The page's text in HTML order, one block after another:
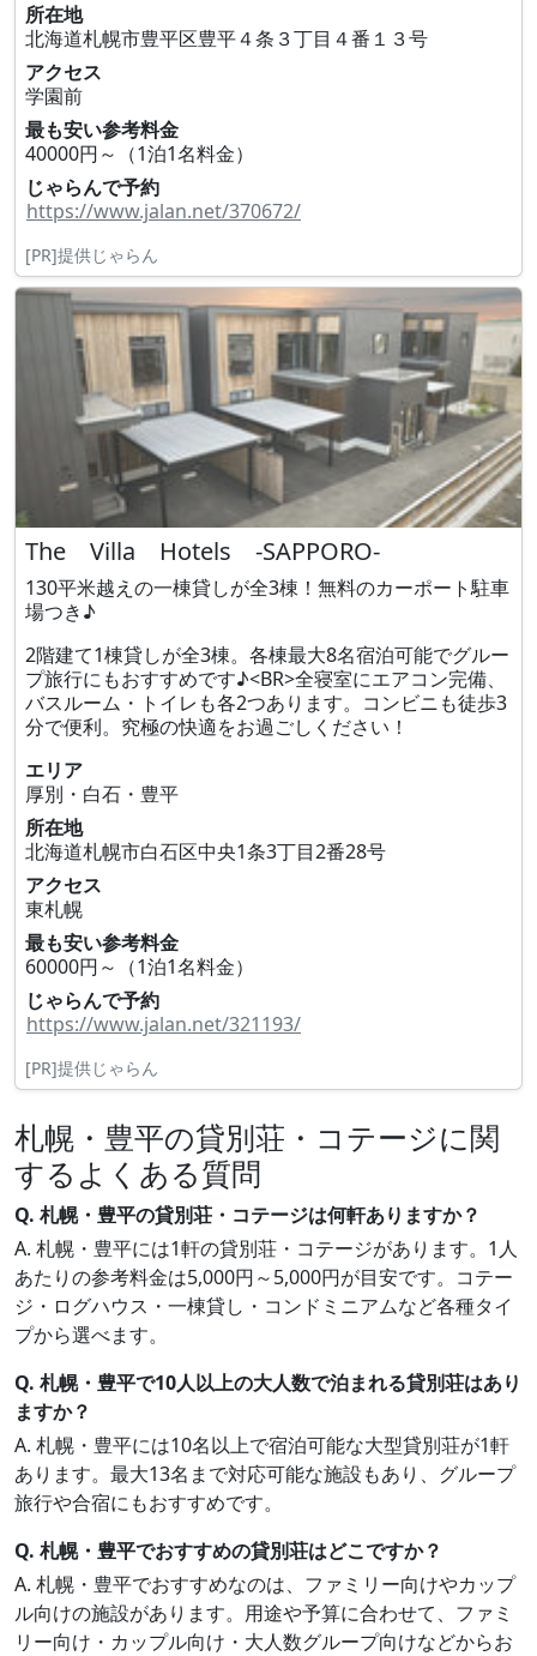
所在地
北海道札幌市豊平区豊平４条３丁目４番１３号
アクセス
学園前
最も安い参考料金
40000円～（1泊1名料金）
じゃらんで予約
https://www.jalan.net/370672/
[PR]提供じゃらん
The Villa Hotels -SAPPORO-
130平米越えの一棟貸しが全3棟！無料のカーポート駐車
場つき♪
2階建て1棟貸しが全3棟。各棟最大8名宿泊可能でグルー
プ旅行にもおすすめです♪<BR>全寝室にエアコン完備、
バスルーム・トイレも各2つあります。コンビニも徒歩3
分で便利。究極の快適をお過ごしください！
エリア
厚別・白石・豊平
所在地
北海道札幌市白石区中央1条3丁目2番28号
アクセス
東札幌
最も安い参考料金
60000円～（1泊1名料金）
じゃらんで予約
https://www.jalan.net/321193/
[PR]提供じゃらん
札幌・豊平の貸別荘・コテージに関
するよくある質問
Q. 札幌・豊平の貸別荘・コテージは何軒ありますか？
A. 札幌・豊平には1軒の貸別荘・コテージがあります。1人
あたりの参考料金は5,000円～5,000円が目安です。コテー
ジ・ログハウス・一棟貸し・コンドミニアムなど各種タイ
プから選べます。
Q. 札幌・豊平で10人以上の大人数で泊まれる貸別荘はあり
ますか？
A. 札幌・豊平には10名以上で宿泊可能な大型貸別荘が1軒
あります。最大13名まで対応可能な施設もあり、グループ
旅行や合宿にもおすすめです。
Q. 札幌・豊平でおすすめの貸別荘はどこですか？
A. 札幌・豊平でおすすめなのは、ファミリー向けやカップ
ル向けの施設があります。用途や予算に合わせて、ファミ
リー向け・カップル向け・大人数グループ向けなどからお